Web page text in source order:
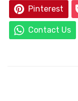
Pinterest
Contact Us